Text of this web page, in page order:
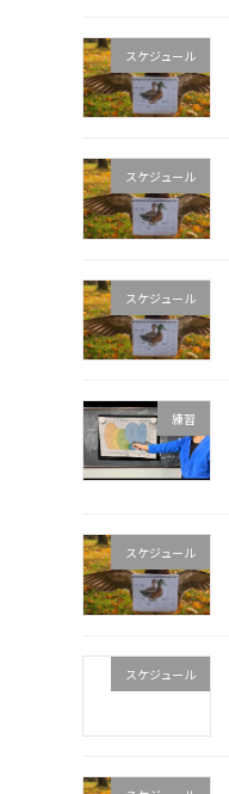
スケジュール
スケジュール
スケジュール
練習
スケジュール
スケジュール